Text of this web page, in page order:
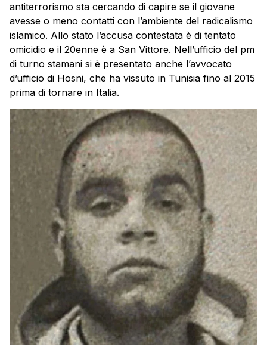
antiterrorismo sta cercando di capire se il giovane
avesse o meno contatti con l’ambiente del radicalismo
islamico. Allo stato l’accusa contestata è di tentato
omicidio e il 20enne è a San Vittore. Nell’ufficio del pm
di turno stamani si è presentato anche l’avvocato
d’ufficio di Hosni, che ha vissuto in Tunisia fino al 2015
prima di tornare in Italia.